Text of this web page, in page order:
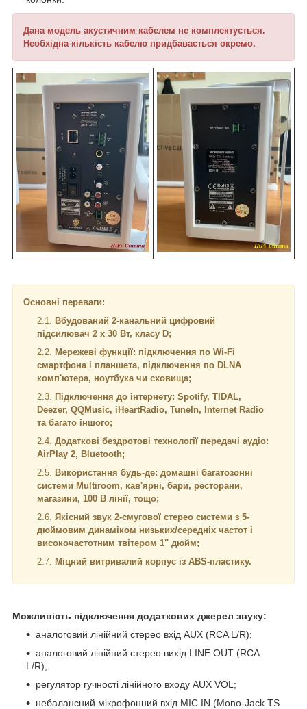
Дана модель акустичним кабелем не комплектується.
Необхідна кількість кабелю придбавається окремо.
Основні переваги:
Вбудований 2-канальний цифровий
підсилювач 2 х 30 Вт, класу D;
Мережеві функції: підключення по Wi-Fi
смартфона і планшета, підключення по DLNA
комп'ютера, ноутбука чи сховища;
Підключення до інтернету: Spotify, TIDAL,
Deezer, QQMusic, iHeartRadio, TuneIn, Internet Radio
та багато іншого;
Додаткові бездротові технології передачі аудіо:
AirPlay 2, Bluetooth;
Використання будь-де: домашні багатозонні
системи Multiroom, кав'ярні, бари, ресторани,
магазини, 100 В лінії, тощо;
Якісний звук 2-смугової стерео системи з 5-
дюймовим динаміком низьких/середніх частот і
високочастотним твітером 1" дюйм;
Міцний витривалий корпус із ABS-пластику.
Можливість підключення додаткових джерел звуку:
аналоговий лінійний стерео вхід AUX (RCA L/R);
аналоговий лінійний стерео вихід LINE OUT (RCA
L/R);
регулятор гучності лінійного входу AUX VOL;
небалансний мікрофонний вхід MIC IN (Mono-Jack TS